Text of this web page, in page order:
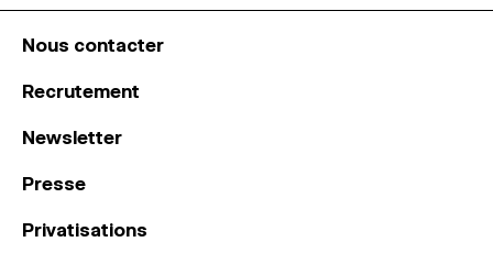
Nous contacter
Recrutement
Newsletter
Presse
Privatisations